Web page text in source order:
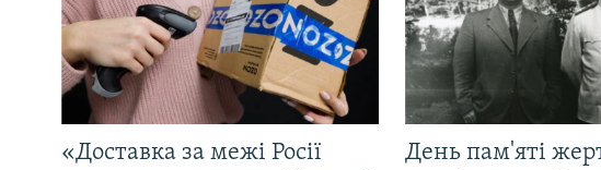
«Доставка за межі Росії
День пам'яті